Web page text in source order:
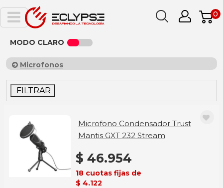
0
MODO CLARO
Microfonos
FILTRAR
Microfono Condensador Trust
Mantis GXT 232 Stream
$ 46.954
18 cuotas fijas de
$ 4.122